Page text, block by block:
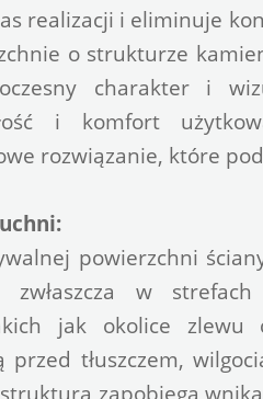
realizacji i eliminuje
o strukturze
charakter i
i komfort
rozwiązanie, które
powierzchni
w
jak okolice zlewu
przed tłuszczem,
zapobiega